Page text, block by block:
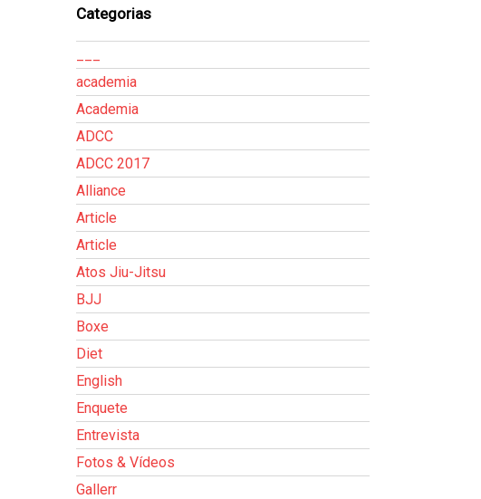
Categorias
academia
Academia
ADCC
ADCC 2017
Alliance
Article
Article
Atos Jiu-Jitsu
BJJ
Boxe
Diet
English
Enquete
Entrevista
Fotos & Vídeos
Gallerr